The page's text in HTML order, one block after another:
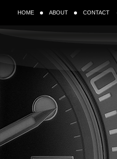
HOME ABOUT CONTACT